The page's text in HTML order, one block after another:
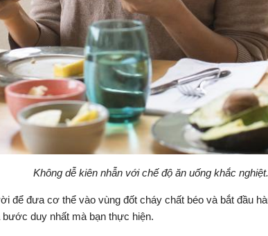
Không dễ kiên nhẫn với chế độ ăn uống khắc nghiệt.
để đưa cơ thể vào vùng đốt cháy chất béo và bắt đầu
bước duy nhất mà bạn thực hiện.